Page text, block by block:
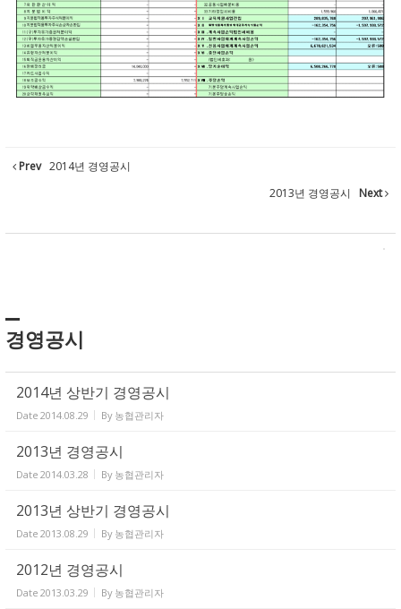
Prev 2014년 경영공시
2013년 경영공시
Next
경영공시
2014년 상반기 경영공시
Date 2014.08.29 By 농협관리자
2013년 경영공시
Date 2014.03.28 By 농협관리자
2013년 상반기 경영공시
Date 2013.08.29 By 농협관리자
2012년 경영공시
Date 2013.03.29 By 농협관리자